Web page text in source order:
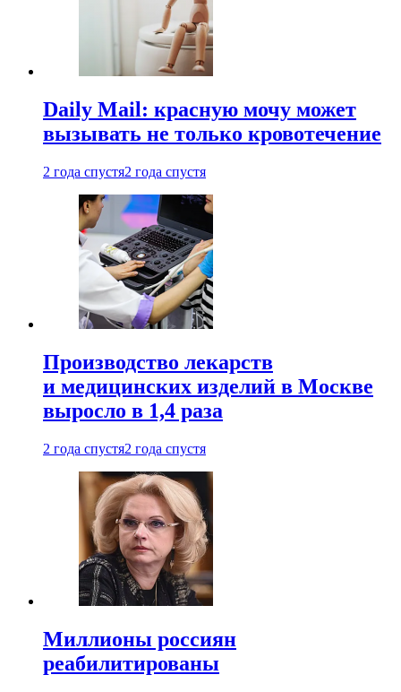
Daily Mail: красную мочу может
вызывать не только кровотечение
2 года спустя2 года спустя
Производство лекарств
и медицинских изделий в Москве
выросло в 1,4 раза
2 года спустя2 года спустя
Миллионы россиян
реабилитированы